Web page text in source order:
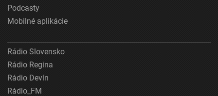
Podcasty
Mobilné aplikácie
Rádio Slovensko
Rádio Regina
Rádio Devín
Rádio_FM